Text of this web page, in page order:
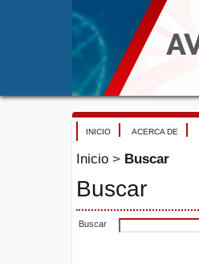
INICIO ACERCA DE
Inicio > Buscar
Buscar
Buscar